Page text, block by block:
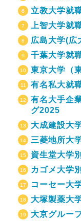
立教大学就
上智大学就
広島大学(広
千葉大学就
東京大学（
有名私大就
有名大手企
グ2025
大成建設大
三菱地所大
資生堂大学
カゴメ大学
コーセー大
大塚製薬大
大京グルー